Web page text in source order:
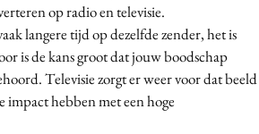
op radio en televisie.
langere tijd op dezelfde zender, het is
is de kans groot dat jouw boodschap
Televisie zorgt er weer voor dat beeld
impact hebben met een hoge